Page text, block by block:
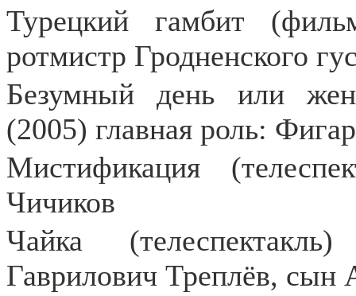
Турецкий гамбит
ротмистр Гродненского
Безумный день или
(2005) главная роль:
Мистификация
Чичиков
Чайка
Гаврилович Треплёв, сын